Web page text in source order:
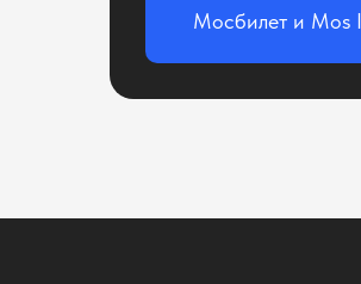
Мосбилет и Mos